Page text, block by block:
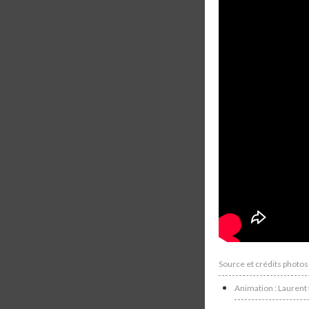
Source et crédits photos
Animation : Laurent